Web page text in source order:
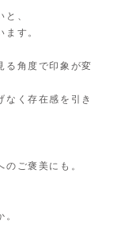
、
す。
る角度で印象が変
なく存在感を引き
ご褒美にも。